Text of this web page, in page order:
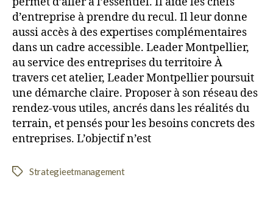
d’entreprise à prendre du recul. Il leur donne
aussi accès à des expertises complémentaires
dans un cadre accessible. Leader Montpellier,
au service des entreprises du territoire À
travers cet atelier, Leader Montpellier poursuit
une démarche claire. Proposer à son réseau des
rendez-vous utiles, ancrés dans les réalités du
terrain, et pensés pour les besoins concrets des
entreprises. L’objectif n’est
Strategieetmanagement